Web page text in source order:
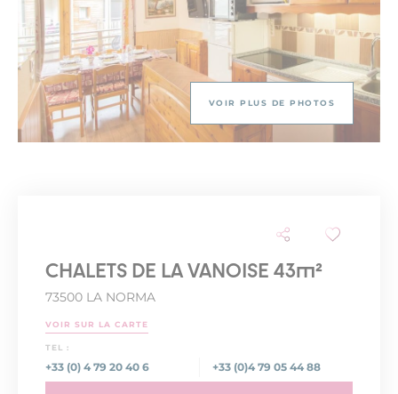
VOIR PLUS DE PHOTOS
CHALETS DE LA VANOISE 43m²
73500 LA NORMA
VOIR SUR LA CARTE
TEL :
+33 (0) 4 79 20 40 6 +33 (0)4 79 05 44 88